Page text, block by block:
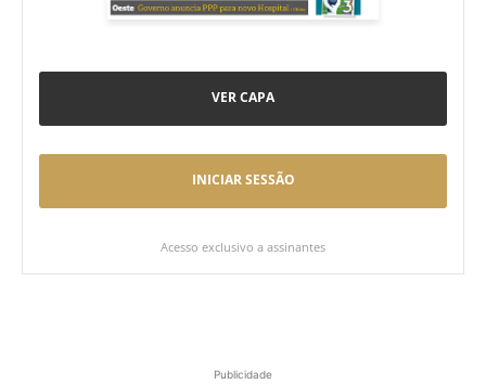
VER CAPA
INICIAR SESSÃO
Acesso exclusivo a assinantes
Publicidade